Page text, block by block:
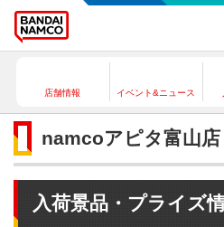
店舗情報 イベント&ニュース
namcoアピタ富山店
入荷景品・プライズ